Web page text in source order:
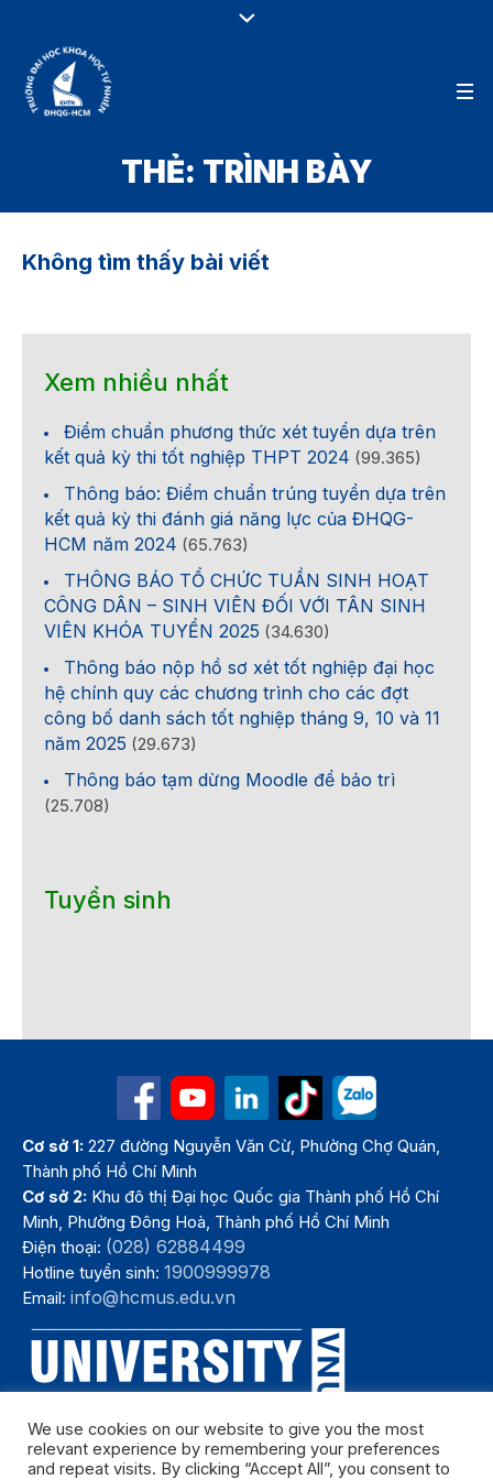
THẺ: TRÌNH BÀY
Không tìm thấy bài viết
Xem nhiều nhất
Điểm chuẩn phương thức xét tuyển dựa trên
kết quả kỳ thi tốt nghiệp THPT 2024 (99.365)
Thông báo: Điểm chuẩn trúng tuyển dựa trên
kết quả kỳ thi đánh giá năng lực của ĐHQG-
HCM năm 2024 (65.763)
THÔNG BÁO TỔ CHỨC TUẦN SINH HOẠT
CÔNG DÂN – SINH VIÊN ĐỐI VỚI TÂN SINH
VIÊN KHÓA TUYỂN 2025 (34.630)
Thông báo nộp hồ sơ xét tốt nghiệp đại học
hệ chính quy các chương trình cho các đợt
công bố danh sách tốt nghiệp tháng 9, 10 và 11
năm 2025 (29.673)
Thông báo tạm dừng Moodle để bảo trì
(25.708)
Tuyển sinh
Cơ sở 1: 227 đường Nguyễn Văn Cừ, Phường Chợ Quán,
Thành phố Hồ Chí Minh
Cơ sở 2: Khu đô thị Đại học Quốc gia Thành phố Hồ Chí
Minh, Phường Đông Hoà, Thành phố Hồ Chí Minh
Điện thoại: (028) 62884499
Hotline tuyển sinh:1900999978
Email:info@hcmus.edu.vn
We use cookies on our website to give you the most
relevant experience by remembering your preferences
and repeat visits. By clicking “Accept All”, you consent to